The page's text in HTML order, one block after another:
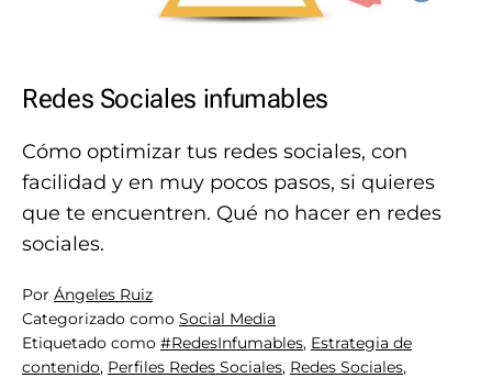
Redes Sociales infumables
Cómo optimizar tus redes sociales, con
facilidad y en muy pocos pasos, si quieres
que te encuentren. Qué no hacer en redes
sociales.
Por Ángeles Ruiz
Categorizado como Social Media
Etiquetado como #RedesInfumables, Estrategia de
contenido, Perfiles Redes Sociales, Redes Sociales,